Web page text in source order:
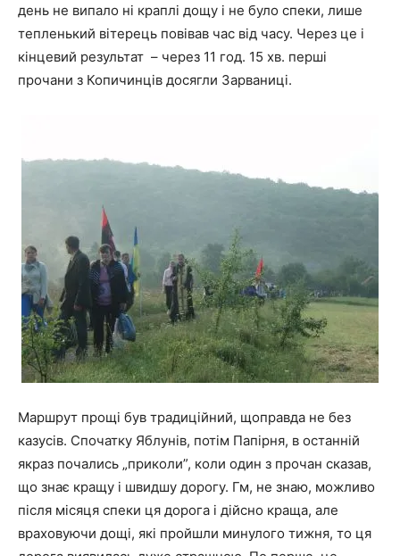
день не випало ні краплі дощу і не було спеки, лише
тепленький вітерець повівав час від часу. Через це і
кінцевий результат – через 11 год. 15 хв. перші
прочани з Копичинців досягли Зарваниці.
Маршрут прощі був традиційний, щоправда не без
казусів. Спочатку Яблунів, потім Папірня, в останній
якраз почались „приколи”, коли один з прочан сказав,
що знає кращу і швидшу дорогу. Гм, не знаю, можливо
після місяця спеки ця дорога і дійсно краща, але
враховуючи дощі, які пройшли минулого тижня, то ця